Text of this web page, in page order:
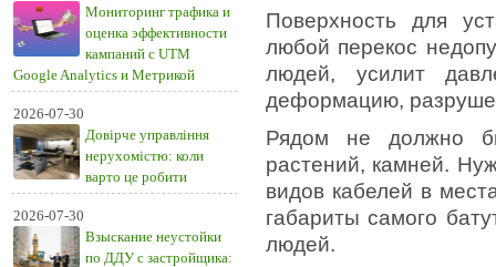
Мониторинг трафика и
оценка эффективности
кампаний с UTM
Google Analytics и Метрикой
2026-07-30
Довірче управління
нерухомістю: коли
варто це робити
2026-07-30
Взыскание неустойки
по ДДУ с застройщика:
Поверхность для
любой перекос
людей, усилит
деформацию,
Рядом не должно
растений, камней.
видов кабелей в
габариты самого
людей.